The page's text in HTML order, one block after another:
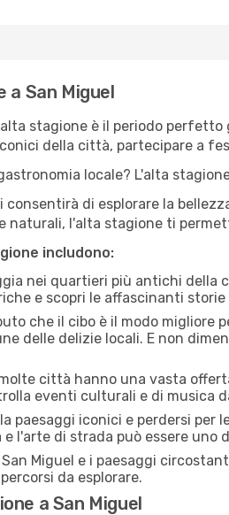
San Miguel
stagione è il periodo
della città, partecipare a
locale? L'alta
di esplorare la
naturali, l'alta stagione ti
includono:
nei quartieri più antichi della
e scopri le affascinanti
che il cibo è il modo migliore
delle delizie locali. E non
città hanno una vasta
eventi culturali e di musica
paesaggi iconici e perdersi
l'arte di strada può essere uno
San Miguel e i paesaggi
da esplorare.
a San Miguel